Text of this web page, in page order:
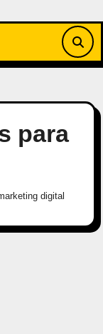
para
digital